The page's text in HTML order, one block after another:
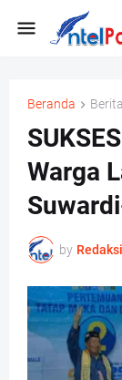
Beranda Berita
Warga
by